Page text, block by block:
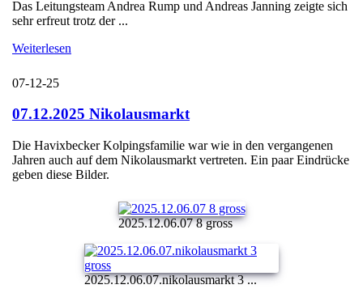
Das Leitungsteam Andrea Rump und Andreas Janning zeigte sich
sehr erfreut trotz der ...
Weiterlesen
07-12-25
07.12.2025 Nikolausmarkt
Die Havixbecker Kolpingsfamilie war wie in den vergangenen
Jahren auch auf dem Nikolausmarkt vertreten. Ein paar Eindrücke
geben diese Bilder.
2025.12.06.07 8 gross
2025.12.06.07.nikolausmarkt 3 ...